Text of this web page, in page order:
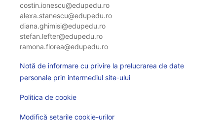
costin.ionescu@edupedu.ro
alexa.stanescu@edupedu.ro
diana.ghimisi@edupedu.ro
stefan.lefter@edupedu.ro
ramona.florea@edupedu.ro
Notă de informare cu privire la prelucrarea de date
personale prin intermediul site-ului
Politica de cookie
Modifică setarile cookie-urilor